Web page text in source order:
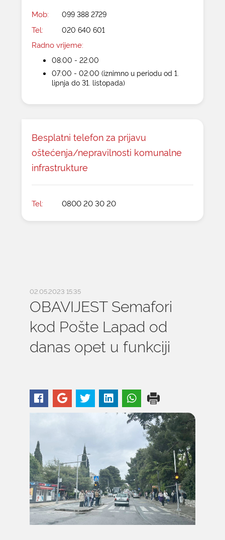
Mob: 099 388 2729
Tel: 020 640 601
Radno vrijeme:
08:00 - 22:00
07:00 - 02:00 (iznimno u periodu od 1.
lipnja do 31. listopada)
Besplatni telefon za prijavu
oštećenja/nepravilnosti komunalne
infrastrukture
Tel: 0800 20 30 20
02.05.2023 15:35
OBAVIJEST Semafori
kod Pošte Lapad od
danas opet u funkciji